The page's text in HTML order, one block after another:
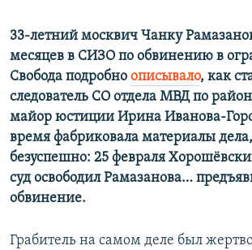
Все сайты РСЕ/РС
33-летний москвич Чанку
месяцев в СИЗО по обвинению в
Свобода подробно описывало, как
следователь СО отдела МВД по
майор юстиции Ирина Иванова-
время фабриковала материалы
безуспешно: 25 февраля
суд освободил Рамазанова…
обвинение.
Грабитель на самом деле был